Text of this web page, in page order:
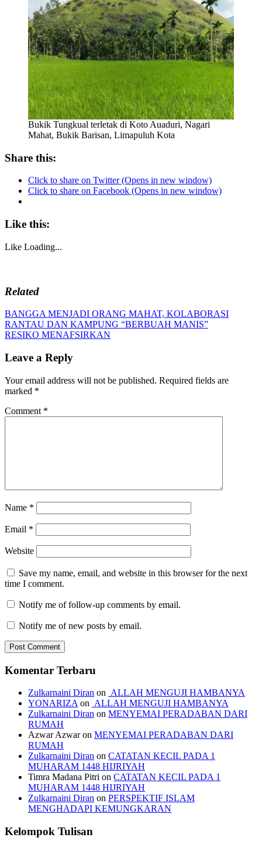
Bukik Tungkual terletak di Koto Auaduri, Nagari
Mahat, Bukik Barisan, Limapuluh Kota
Share this:
Click to share on Twitter (Opens in new window)
Click to share on Facebook (Opens in new window)
Like this:
Like Loading...
Related
Post
navigation
Previous
Post:
BANGGA MENJADI ORANG MAHAT, KOLABORASI
RANTAU DAN KAMPUNG “BERBUAH MANIS”
Next
RESIKO MENAFSIRKAN
Leave a Reply
Your email address will not be published. Required fields are
marked *
Comment *
Name *
Email *
Website
Save my name, email, and website in this browser for the next
time I comment.
Notify me of follow-up comments by email.
Notify me of new posts by email.
Komentar Terbaru
Zulkarnaini Diran on ALLAH MENGUJI HAMBANYA
YONARIZA on ALLAH MENGUJI HAMBANYA
Zulkarnaini Diran on MENYEMAI PERADABAN DARI
RUMAH
Azwar Azwaron MENYEMAI PERADABAN DARI
RUMAH
Zulkarnaini Diran on CATATAN KECIL PADA 1
MUHARAM 1448 HIJRIYAH
Timra Madana Pitri on CATATAN KECIL PADA 1
MUHARAM 1448 HIJRIYAH
Zulkarnaini Diran on PERSPEKTIF ISLAM
MENGHADAPI KEMUNGKARAN
Kelompok Tulisan